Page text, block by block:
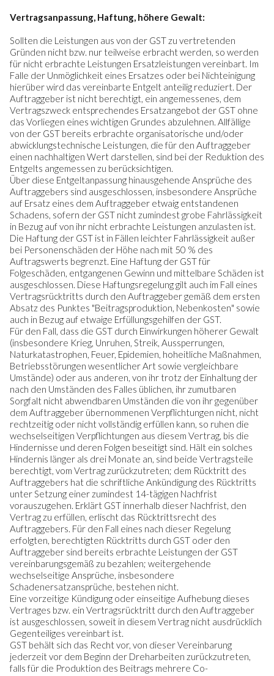
Vertragsanpassung, Haftung, höhere Gewalt:
Sollten die Leistungen aus von der GST zu vertretenden
Gründen nicht bzw. nur teilweise erbracht werden, so werden
für nicht erbrachte Leistungen Ersatzleistungen vereinbart. Im
Falle der Unmöglichkeit eines Ersatzes oder bei Nichteinigung
hierüber wird das vereinbarte Entgelt anteilig reduziert. Der
Auftraggeber ist nicht berechtigt, ein angemessenes, dem
Vertragszweck entsprechendes Ersatzangebot der GST ohne
das Vorliegen eines wichtigen Grundes abzulehnen. Allfällige
von der GST bereits erbrachte organisatorische und/oder
abwicklungstechnische Leistungen, die für den Auftraggeber
einen nachhaltigen Wert darstellen, sind bei der Reduktion des
Entgelts angemessen zu berücksichtigen.
Über diese Entgeltanpassung hinausgehende Ansprüche des
Auftraggebers sind ausgeschlossen, insbesondere Ansprüche
auf Ersatz eines dem Auftraggeber etwaig entstandenen
Schadens, sofern der GST nicht zumindest grobe Fahrlässigkeit
in Bezug auf von ihr nicht erbrachte Leistungen anzulasten ist.
Die Haftung der GST ist in Fällen leichter Fahrlässigkeit außer
bei Personenschäden der Höhe nach mit 50 % des
Auftragswerts begrenzt. Eine Haftung der GST für
Folgeschäden, entgangenen Gewinn und mittelbare Schäden ist
ausgeschlossen. Diese Haftungsregelung gilt auch im Fall eines
Vertragsrücktritts durch den Auftraggeber gemäß dem ersten
Absatz des Punktes "Beitragsproduktion, Nebenkosten" sowie
auch in Bezug auf etwaige Erfüllungsgehilfen der GST.
Für den Fall, dass die GST durch Einwirkungen höherer Gewalt
(insbesondere Krieg, Unruhen, Streik, Aussperrungen,
Naturkatastrophen, Feuer, Epidemien, hoheitliche Maßnahmen,
Betriebsstörungen wesentlicher Art sowie vergleichbare
Umstände) oder aus anderen, von ihr trotz der Einhaltung der
nach den Umständen des Falles üblichen, ihr zumutbaren
Sorgfalt nicht abwendbaren Umständen die von ihr gegenüber
dem Auftraggeber übernommenen Verpflichtungen nicht, nicht
rechtzeitig oder nicht vollständig erfüllen kann, so ruhen die
wechselseitigen Verpflichtungen aus diesem Vertrag, bis die
Hindernisse und deren Folgen beseitigt sind. Hält ein solches
Hindernis länger als drei Monate an, sind beide Vertragsteile
berechtigt, vom Vertrag zurückzutreten; dem Rücktritt des
Auftraggebers hat die schriftliche Ankündigung des Rücktritts
unter Setzung einer zumindest 14-tägigen Nachfrist
vorauszugehen. Erklärt GST innerhalb dieser Nachfrist, den
Vertrag zu erfüllen, erlischt das Rücktrittsrecht des
Auftraggebers. Für den Fall eines nach dieser Regelung
erfolgten, berechtigten Rücktritts durch GST oder den
Auftraggeber sind bereits erbrachte Leistungen der GST
vereinbarungsgemäß zu bezahlen; weitergehende
wechselseitige Ansprüche, insbesondere
Schadenersatzansprüche, bestehen nicht.
Eine vorzeitige Kündigung oder einseitige Aufhebung dieses
Vertrages bzw. ein Vertragsrücktritt durch den Auftraggeber
ist ausgeschlossen, soweit in diesem Vertrag nicht ausdrücklich
Gegenteiliges vereinbart ist.
GST behält sich das Recht vor, von dieser Vereinbarung
jederzeit vor dem Beginn der Dreharbeiten zurückzutreten,
falls für die Produktion des Beitrags mehrere Co-